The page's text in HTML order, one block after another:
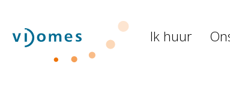
Naar de homepage Ik huur